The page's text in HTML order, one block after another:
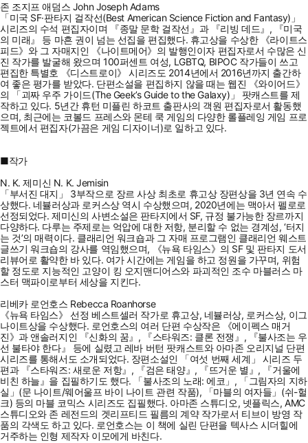
존 조지프 애덤스 John Joseph Adams
「미국 SF·판타지 걸작선(Best American Science Fiction and Fantasy)」
시리즈의 수석 편집자이며 『종말 문학 걸작선』과 『리빙 데드』, 『미국
의 미래』 등 마흔 권이 넘는 선집을 편집했다. 휴고상을 수상한 《라이트스
피드》와 그 자매지인 《나이트메어》의 발행인이자 편집자로서 수많은 신
진 작가를 발굴해 왔으며 100퍼센트 여성, LGBTQ, BIPOC 작가들이 쓰고
편집한 특별호 《디스트로이》 시리즈도 2014년에서 2016년까지 출간하
여 좋은 평가를 받았다. 단편소설을 편집하지 않을 때는 웹진 《와이어드》
의 「괴짜 우주 가이드(The Geek’s Guide to the Galaxy)」 팟캐스트를 제
작하고 있다. 5년간 휴턴 미플린 하코트 출판사의 객원 편집자로서 활동했
으며, 최근에는 코볼드 프레스와 몬테 쿡 게임의 다양한 롤플레잉 게임 프로
젝트에서 편집자(가끔은 게임 디자이너)로 일하고 있다.
■작가
N. K. 제미신 N. K. Jemisin
「부서진 대지」 3부작으로 장르 사상 최초로 휴고상 장편상을 3년 연속 수
상했다. 네뷸러상과 로커스상 역시 수상했으며, 2020년에는 맥아서 펠로로
선정되었다. 제미신의 사변소설은 판타지에서 SF, 규정 불가능한 장르까지
다양하다. 다루는 주제로는 억압에 대한 저항, 분리할 수 없는 경계성, ‘터지
는 것’의 매력이다. 클래리언 워크숍과 그 자매 프로그램인 클래리언 웨스트
글쓰기 워크숍의 강사를 역임했으며, 《뉴욕 타임스》의 SF 및 판타지 도서
리뷰어로 활약한 바 있다. 여가 시간에는 게임을 하고 정원을 가꾸며, 위험
할 정도로 지능적인 고양이 킹 오지맨디어스와 파괴적인 조수 마블러스 마
스터 맥파이로부터 세상을 지킨다.
리베카 로언호스 Rebecca Roanhorse
《뉴욕 타임스》 선정 베스트셀러 작가로 휴고상, 네뷸러상, 로커스상, 이그
나이트상을 수상했다. 로언호스의 여러 단편 수상작은 《에이펙스 매거
진》과 앤솔러지인 『신화의 꿈』, 『스타워즈: 클론 전쟁』, 『불사조는 우
선 불타야 한다』 등에 실렸고 레바 버턴 팟캐스트와 아마존 오리지널 단편
시리즈를 통해서도 소개되었다. 장편소설인 「여섯 번째 세계」 시리즈 두
편과 『스타워즈: 새로운 저항』, 『검은 태양』, 『뜨거운 별』, 『거울에
비친 하늘』을 집필하기도 했다. 「불사조의 노래: 에코」, 「그림자의 지하
실」(문 나이트/웨어울프 바이 나이트 관련 작품), 「마블의 여자들」(쉬-헐
크) 등의 마블 코믹스 시리즈도 집필했다. 아마존 스튜디오, 넷플릭스, AMC
스튜디오와 존 레전드의 겟리프티드 필름의 계약 작가로서 티브이 방영 작
품의 각색도 하고 있다. 로언호스는 이 책에 실린 단편을 텍사스 시더힐에
거주하는 인형 제작자 이모에게 바친다.